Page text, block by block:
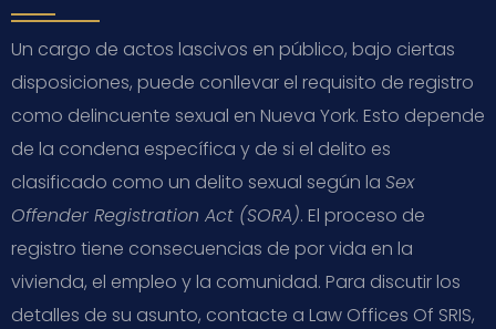
Un cargo de actos lascivos en público, bajo ciertas
disposiciones, puede conllevar el requisito de registro
como delincuente sexual en Nueva York. Esto depende
de la condena específica y de si el delito es
clasificado como un delito sexual según la Sex
Offender Registration Act (SORA). El proceso de
registro tiene consecuencias de por vida en la
vivienda, el empleo y la comunidad. Para discutir los
detalles de su asunto, contacte a Law Offices Of SRIS,